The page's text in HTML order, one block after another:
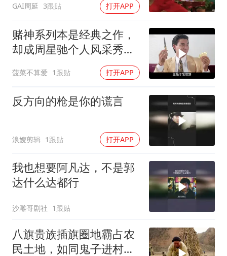
GAI周延 3跟贴 打开APP
赌神系列本是经典之作，
却成周星驰个人风采秀，
菠菜不算爱 1跟贴 打开APP
反方向的枪是你的谎言
浪嫂剪辑 1跟贴 打开APP
我也想要阿凡达，不是郭
达什么达都行
沙雕哥剧社 1跟贴
八旗贵族插旗圈地霸占农
民土地，如同鬼子进村，